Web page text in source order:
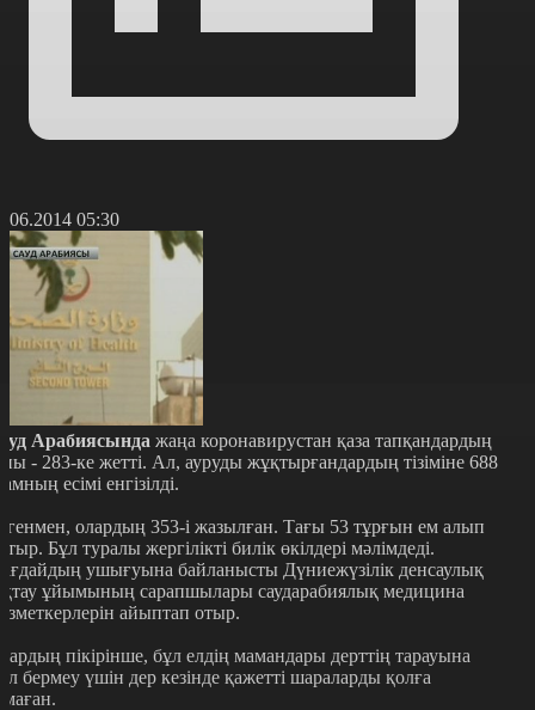
05:30
Арабиясында жаңа коронавирустан қаза тапқандардың
- 283-ке жетті. Ал, ауруды жұқтырғандардың тізіміне 688
есімі енгізілді.
олардың 353-і жазылған. Тағы 53 тұрғын ем алып
Бұл туралы жергілікті билік өкілдері мәлімдеді.
ушығуына байланысты Дүниежүзілік денсаулық
ұйымының сарапшылары саударабиялық медицина
айыптап отыр.
пікірінше, бұл елдің мамандары дерттің тарауына
бермеу үшін дер кезінде қажетті шараларды қолға